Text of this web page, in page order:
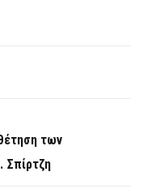
των
Σπίρτζη